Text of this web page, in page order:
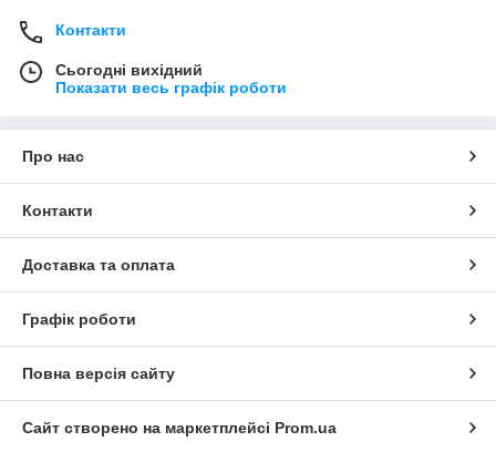
Контакти
Сьогодні вихідний
Показати весь графік роботи
Про нас
Контакти
Доставка та оплата
Графік роботи
Повна версія сайту
Сайт створено на маркетплейсі Prom.ua